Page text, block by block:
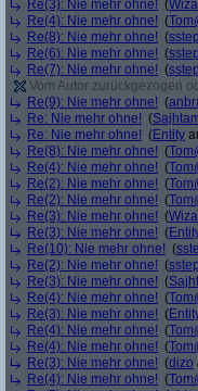
Re(3): Nie mehr ohne! (
Re(4): Nie mehr ohne! (
Re(8): Nie mehr ohne! (
Re(6): Nie mehr ohne! (
Re(7): Nie mehr ohne! (
Vom Autor zurückgezogen
Re(9): Nie mehr ohne! (
Re: Nie mehr ohne! (
Re: Nie mehr ohne! (Entity
Re(8): Nie mehr ohne! (
Re(4): Nie mehr ohne! (
Re(2): Nie mehr ohne! (
Re(2): Nie mehr ohne! (
Re(3): Nie mehr ohne! (
Re(3): Nie mehr ohne! (
Re(10): Nie mehr ohne! (
Re(2): Nie mehr ohne! (
Re(3): Nie mehr ohne! (
Re(4): Nie mehr ohne! (
Re(3): Nie mehr ohne! (
Re(4): Nie mehr ohne! (
Re(4): Nie mehr ohne! (
Re(3): Nie mehr ohne! (dizo
Re(4): Nie mehr ohne! (